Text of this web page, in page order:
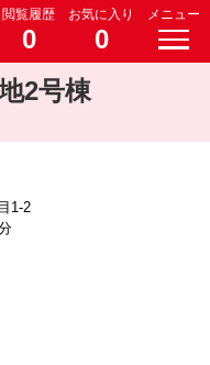
閲覧履歴
0
お気に入り
0
メニュー
2号棟
1-2